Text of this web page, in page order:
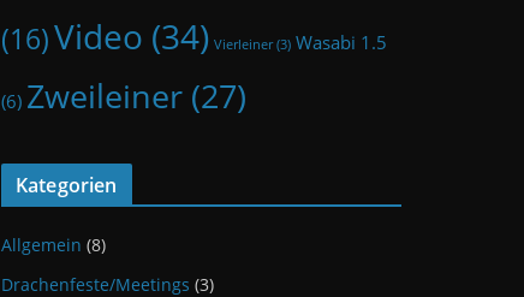
(16)Video (34) Vierleiner(3) Wasabi 1.5
(6) Zweileiner (27)
Kategorien
Allgemein (8)
Drachenfeste/Meetings (3)